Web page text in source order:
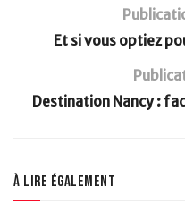
Et si vous optiez
Destination Nancy :
À lire également